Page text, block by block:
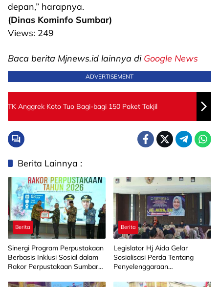
depan,” harapnya.
(Dinas Kominfo Sumbar)
Views: 249
Baca berita Mjnews.id lainnya di Google News
ADVERTISEMENT
TK Anggrek Koto Tuo Bagi-bagi 150 Paket Takjil
Berita Lainnya :
Berita
Sinergi Program Perpustakaan
Berbasis Inklusi Sosial dalam
Rakor Perpustakaan Sumbar
Berita
Legislator Hj Aida Gelar
Sosialisasi Perda Tentang
Penyelenggaraan
Limapuluh Kota